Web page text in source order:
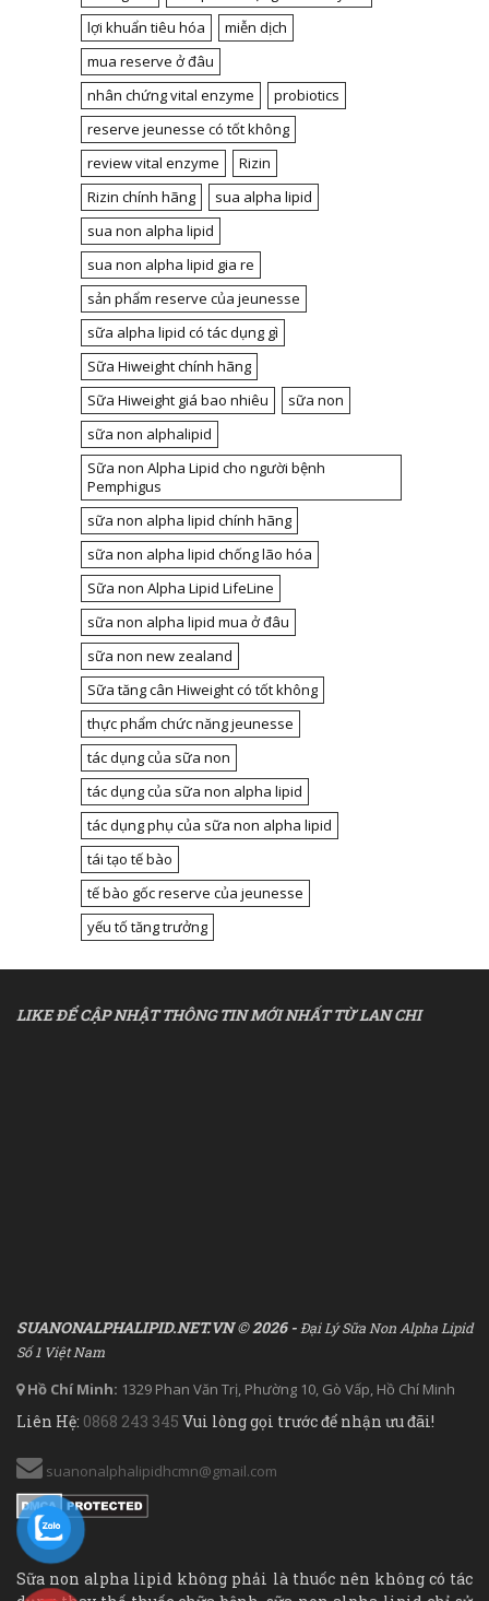
lợi khuẩn tiêu hóa
miễn dịch
mua reserve ở đâu
nhân chứng vital enzyme
probiotics
reserve jeunesse có tốt không
review vital enzyme
Rizin
Rizin chính hãng
sua alpha lipid
sua non alpha lipid
sua non alpha lipid gia re
sản phẩm reserve của jeunesse
sữa alpha lipid có tác dụng gì
Sữa Hiweight chính hãng
Sữa Hiweight giá bao nhiêu
sữa non
sữa non alphalipid
Sữa non Alpha Lipid cho người bệnh
Pemphigus
sữa non alpha lipid chính hãng
sữa non alpha lipid chống lão hóa
Sữa non Alpha Lipid LifeLine
sữa non alpha lipid mua ở đâu
sữa non new zealand
Sữa tăng cân Hiweight có tốt không
thực phẩm chức năng jeunesse
tác dụng của sữa non
tác dụng của sữa non alpha lipid
tác dụng phụ của sữa non alpha lipid
tái tạo tế bào
tế bào gốc reserve của jeunesse
yếu tố tăng trưởng
LIKE ĐỂ CẬP NHẬT THÔNG TIN MỚI NHẤT TỪ LAN CHI
SUANONALPHALIPID.NET.VN © 2026 - Đại Lý Sữa Non Alpha Lipid
Số 1 Việt Nam
Hồ Chí Minh: 1329 Phan Văn Trị, Phường 10, Gò Vấp, Hồ Chí Minh
Liên Hệ: 0868 243 345 Vui lòng gọi trước để nhận ưu đãi!
suanonalphalipidhcmn@gmail.com
Sữa non alpha lipid không phải là thuốc nên không có tác